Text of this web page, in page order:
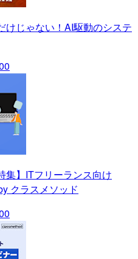
けじゃない！AI駆動のシステ
集】ITフリーランス向け
クラスメソッド